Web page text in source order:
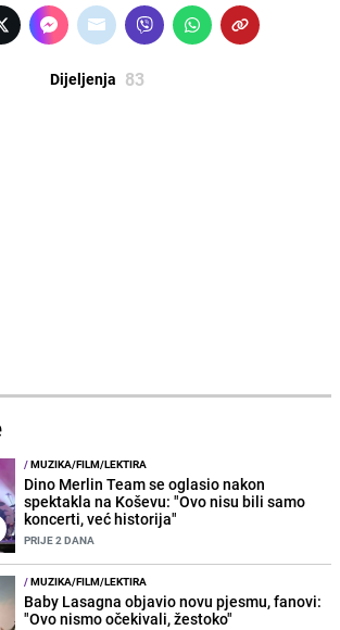
Dijeljenja 83
/MUZIKA/FILM/LEKTIRA
Dino Merlin Team se oglasio nakon
spektakla na Koševu: "Ovo nisu bili samo
koncerti, već historija"
PRIJE 2 DANA
/MUZIKA/FILM/LEKTIRA
Baby Lasagna objavio novu pjesmu, fanovi:
"Ovo nismo očekivali, žestoko"